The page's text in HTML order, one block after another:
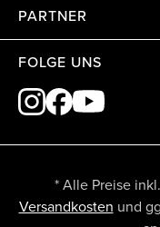
PARTNER
FOLGE UNS
* Alle Preise
Versandkosten und